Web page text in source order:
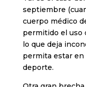
septiembre
cuerpo médico
permitido el uso
lo que deja
permita estar en
deporte.